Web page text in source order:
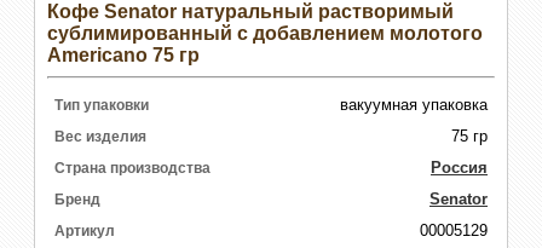
Кофе Senator натуральный растворимый
сублимированный с добавлением молотого
Americano 75 гр
Тип упаковки вакуумная упаковка
Вес изделия 75 гр
Страна производства Россия
Бренд Senator
Артикул 00005129